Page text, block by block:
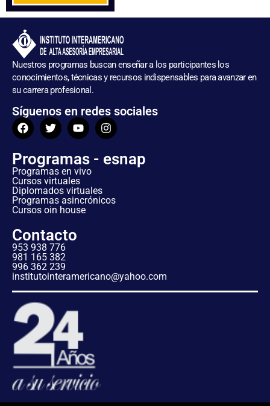
Nuestros programas buscan enseñar a los participantes los
conocimientos, técnicas y recursos indispensables para avanzar en
su carrera profesional.
Síguenos en redes sociales
Programas - esnap
Programas en vivo
Cursos virtuales
Diplomados virtuales
Programas asincrónicos
Cursos oin house
Contacto
953 938 776
981 165 382
996 362 239
institutointeramericano@yahoo.com